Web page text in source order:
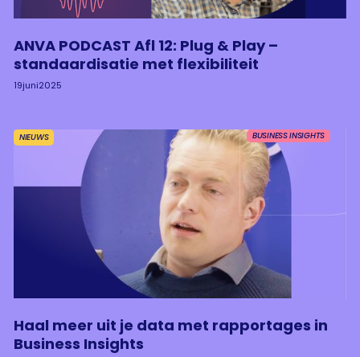
ANVA PODCAST Afl 12: Plug & Play –
standaardisatie met flexibiliteit
19juni2025
BUSINESS INSIGHTS
NIEUWS
Haal meer uit je data met rapportages in
Business Insights